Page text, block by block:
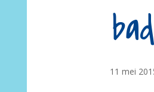
bad
11 mei